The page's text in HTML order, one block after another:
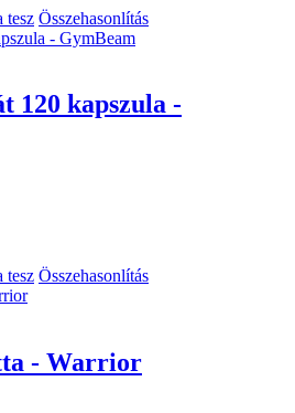
tesz Összehasonlítás
120 kapszula -
tesz Összehasonlítás
- Warrior